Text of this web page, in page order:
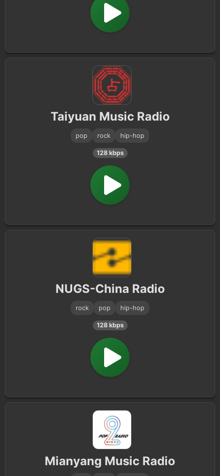
Taiyuan Music Radio
pop rock hip-hop
128 kbps
NUGS-China Radio
rock pop hip-hop
128 kbps
Mianyang Music Radio